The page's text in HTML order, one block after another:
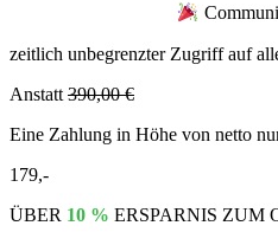
zeitlich unbegrenzter Zugriff auf
Anstatt 390,00 €
Eine Zahlung in Höhe von netto
179,-
ÜBER 10 % ERSPARNIS ZUM